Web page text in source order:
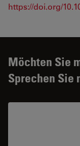
https://doi.org/
Möchten Sie
Sprechen Sie